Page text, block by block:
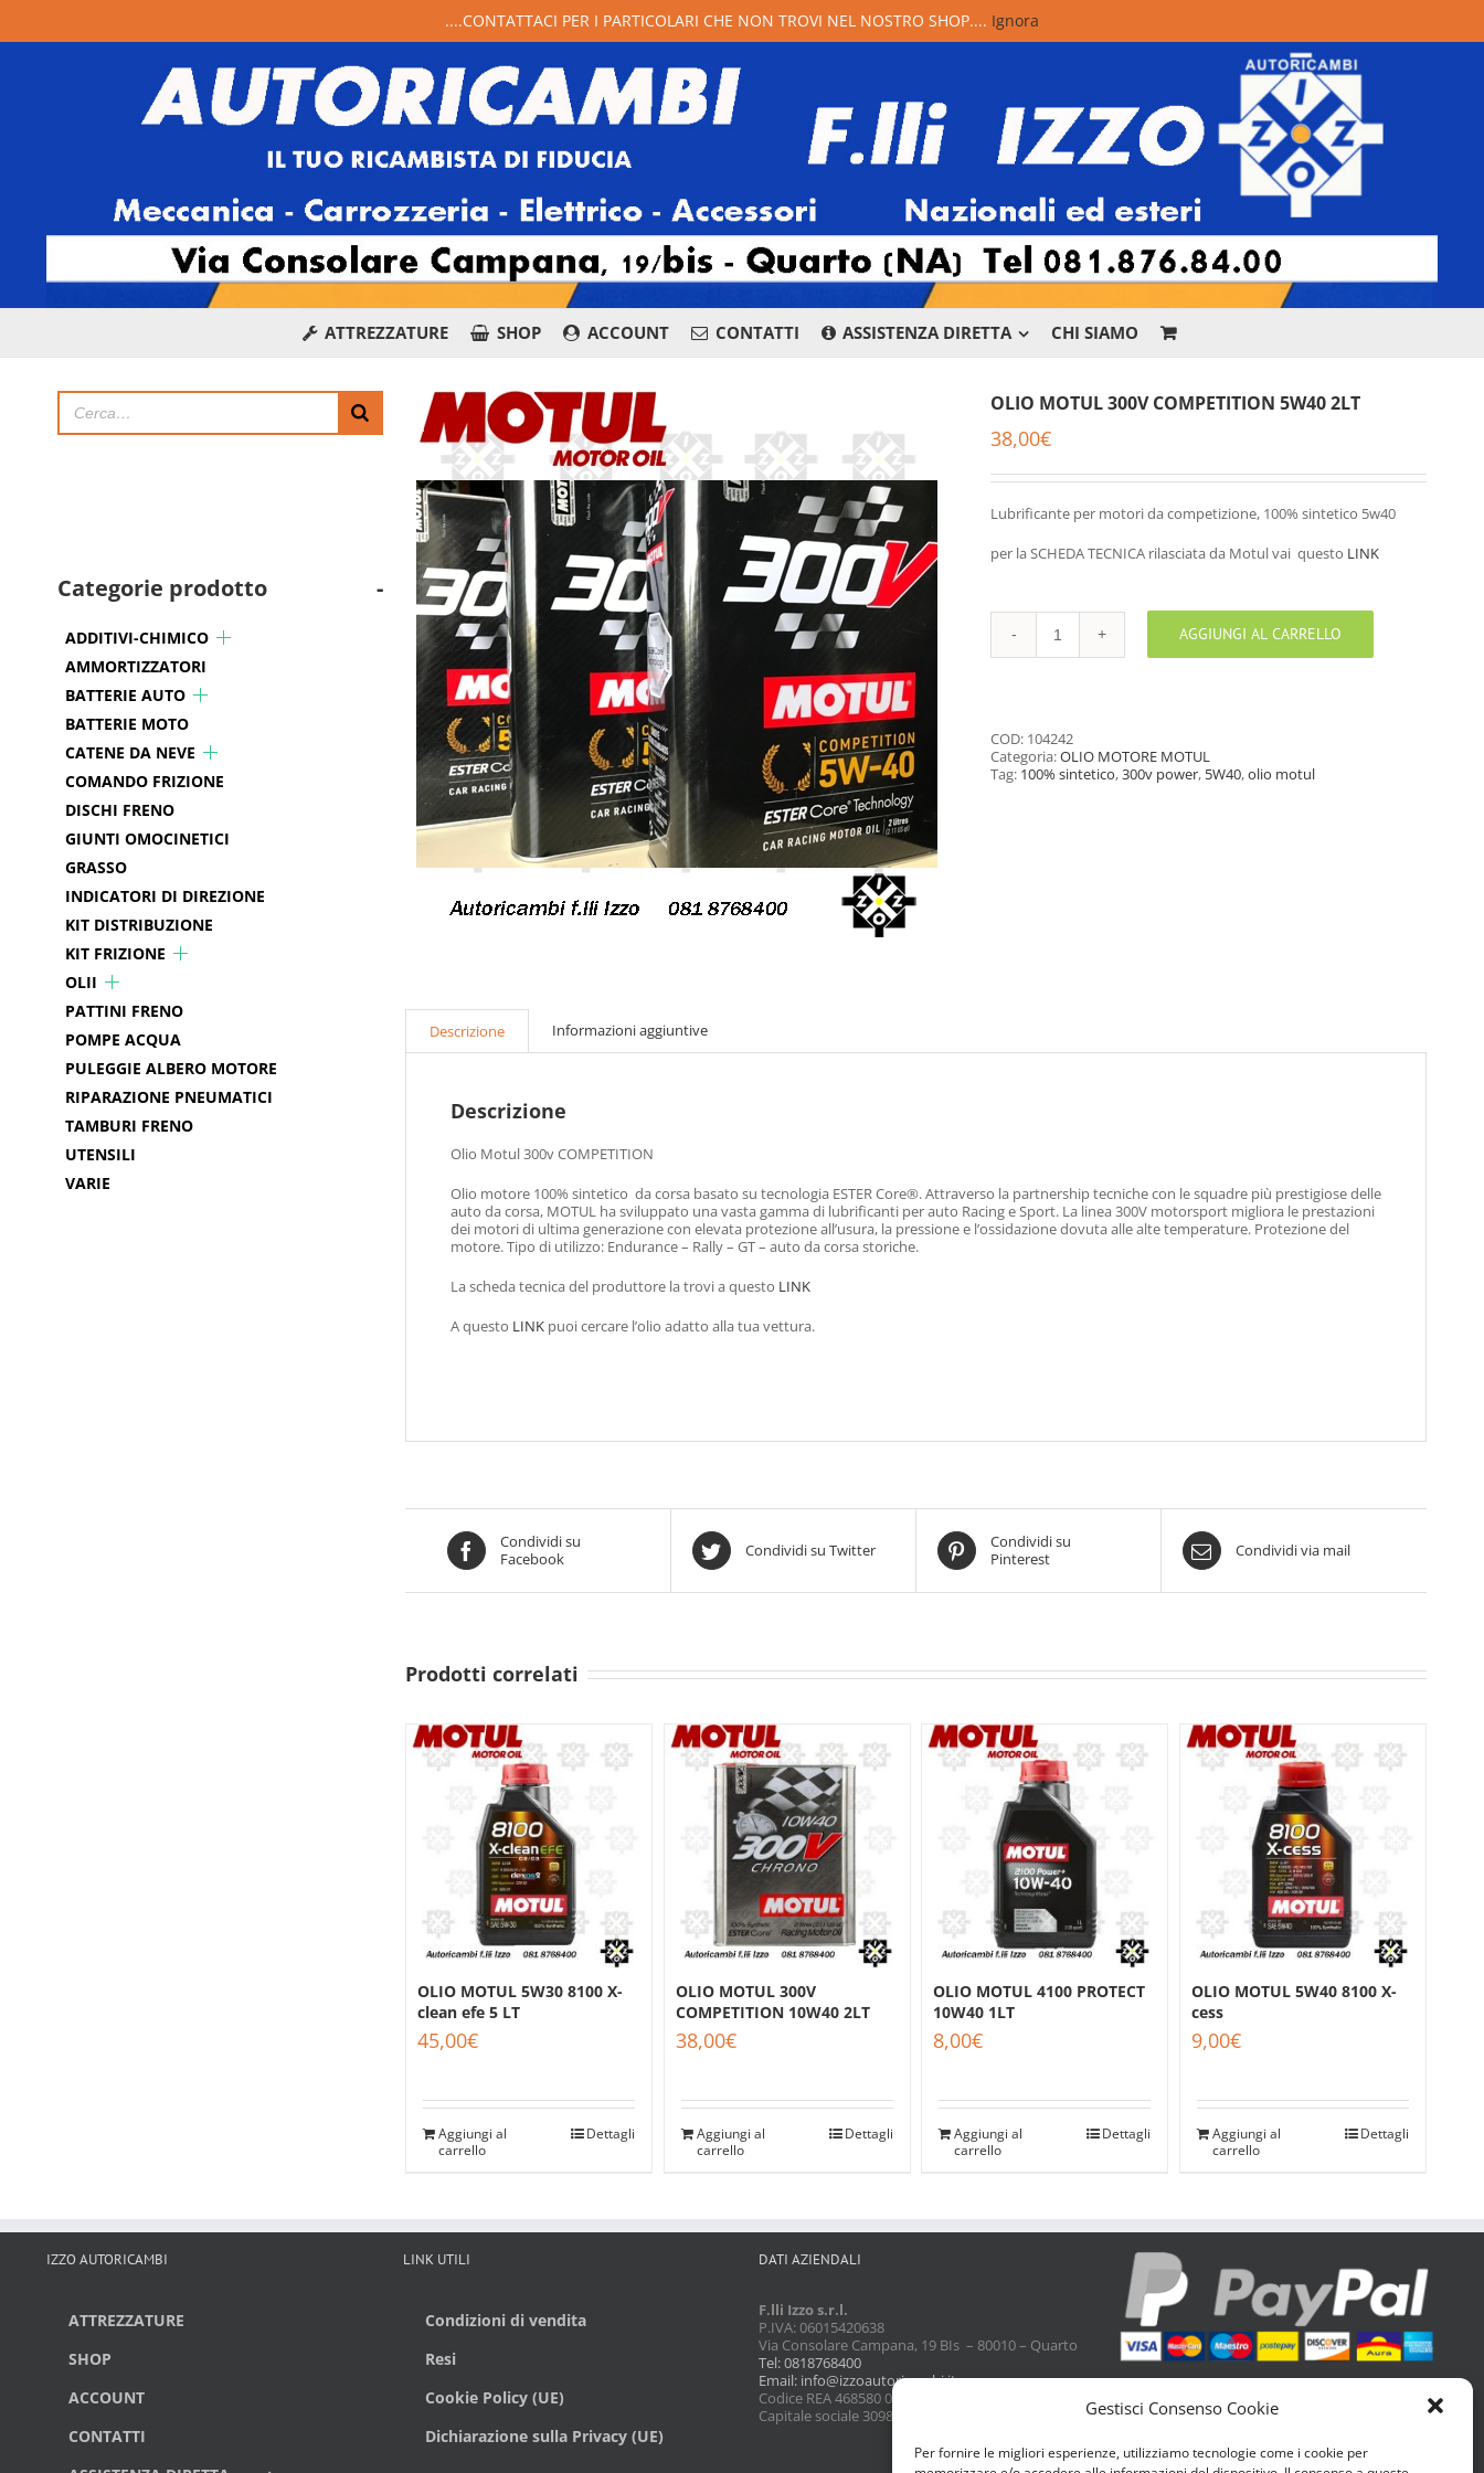
Gestisci Consenso Cookie
Per fornire le migliori esperienze, utilizziamo tecnologie come i cookie per
ATTREZZATURE SHOP ACCOUNT CONTATTI ASSISTENZA DIRETTA CHI SIAMO
OLIO MOTUL 300V COMPETITION 5W40 2LT
38,00€
Lubrificante per motori da competizione, 100% sintetico 5w40
per la SCHEDA TECNICA rilasciata da Motul vai questo LINK
OLIO
MOTUL
2LT
quantità
AGGIUNGI AL CARRELLO
COD: 104242
Categoria:OLIO MOTORE MOTUL
Tag: 100% sintetico,300v power, 5W40,olio motul
Descrizione Informazioni aggiuntive
Descrizione
Olio Motul 300v COMPETITION
Olio motore 100% sintetico da corsa basato su tecnologia ESTER Core®. Attraverso la partnership tecniche con le squadre più prestigiose delle
auto da corsa, MOTUL ha sviluppato una vasta gamma di lubrificanti per auto Racing e Sport. La linea 300V motorsport migliora le prestazioni
dei motori di ultima generazione con elevata protezione all’usura, la pressione e l’ossidazione dovuta alle alte temperature. Protezione del
motore. Tipo di utilizzo: Endurance – Rally – GT – auto da corsa storiche.
La scheda tecnica del produttore la trovi a questo LINK
A questo LINK puoi cercare l’olio adatto alla tua vettura.
Condividi su
Facebook
Condividi su Twitter
Condividi su
Pinterest
Condividi via mail
Prodotti correlati
OLIO MOTUL 5W30 8100 X-
clean efe 5 LT
45,00€
Aggiungi al
carrello
Dettagli
OLIO MOTUL 300V
COMPETITION 10W40 2LT
38,00€
Aggiungi al
carrello
Dettagli
OLIO MOTUL 4100 PROTECT
10W40 1LT
8,00€
Aggiungi al
carrello
Dettagli
OLIO MOTUL 5W40 8100 X-
cess
9,00€
Aggiungi al
carrello
Dettagli
Categorie prodotto -
ADDITIVI-CHIMICO
AMMORTIZZATORI
BATTERIE AUTO
BATTERIE MOTO
CATENE DA NEVE
COMANDO FRIZIONE
DISCHI FRENO
GIUNTI OMOCINETICI
GRASSO
INDICATORI DI DIREZIONE
KIT DISTRIBUZIONE
KIT FRIZIONE
OLII
PATTINI FRENO
POMPE ACQUA
PULEGGIE ALBERO MOTORE
RIPARAZIONE PNEUMATICI
TAMBURI FRENO
UTENSILI
VARIE
IZZO AUTORICAMBI
ATTREZZATURE
SHOP
ACCOUNT
CONTATTI
LINK UTILI
Condizioni di vendita
Resi
Cookie Policy (UE)
Dichiarazione sulla Privacy (UE)
DATI AZIENDALI
F.lli Izzo s.r.l.
P.IVA: 06015420638
Via Consolare Campana, 19 BIs – 80010 – Quarto
Tel: 0818768400
Email: info@izzoautoricambi.it
Codice REA 468580 08/02/1990
Capitale sociale 3098,74
081 876 8400 Whatsapp Messenger
....CONTATTACI PER I PARTICOLARI CHE NON TROVI NEL NOSTRO SHOP.... Ignora